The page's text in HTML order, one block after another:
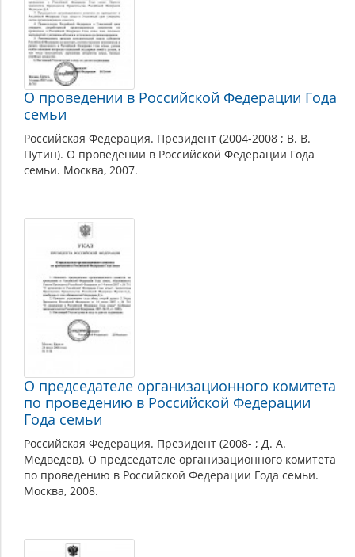
О проведении в Российской Федерации Года
семьи
Российская Федерация. Президент (2004-2008 ; В. В.
Путин). О проведении в Российской Федерации Года
семьи. Москва, 2007.
О председателе организационного комитета
по проведению в Российской Федерации
Года семьи
Российская Федерация. Президент (2008- ; Д. А.
Медведев). О председателе организационного комитета
по проведению в Российской Федерации Года семьи.
Москва, 2008.